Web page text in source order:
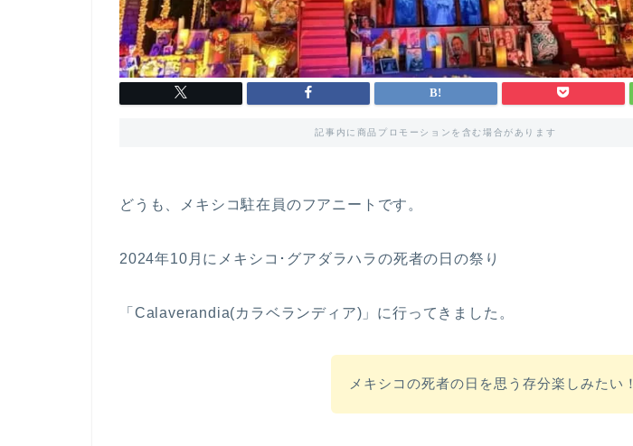
記事内に商品プロモーションを含む場合があります
どうも、メキシコ駐在員のフアニートです。
2024年10月にメキシコ･グアダラハラの死者の日の祭り
「Calaverandia(カラベランディア)」に行ってきました。
メキシコの死者の日を思う存分楽しみたい！